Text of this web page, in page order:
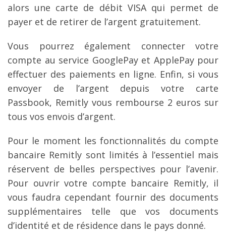
alors une carte de débit VISA qui permet de
payer et de retirer de l’argent gratuitement.
Vous pourrez également connecter votre
compte au service GooglePay et ApplePay pour
effectuer des paiements en ligne. Enfin, si vous
envoyer de l’argent depuis votre carte
Passbook, Remitly vous rembourse 2 euros sur
tous vos envois d’argent.
Pour le moment les fonctionnalités du compte
bancaire Remitly sont limités à l’essentiel mais
réservent de belles perspectives pour l’avenir.
Pour ouvrir votre compte bancaire Remitly, il
vous faudra cependant fournir des documents
supplémentaires telle que vos documents
d’identité et de résidence dans le pays donné.